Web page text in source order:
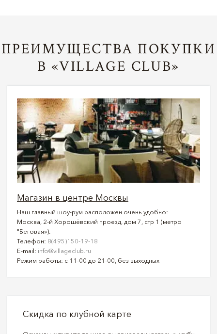
ПРЕИМУЩЕСТВА ПОКУПКИ
В «VILLAGE CLUB»
Магазин в центре Москвы
Наш главный шоу-рум расположен очень удобно:
Москва, 2-й Хорошёвский проезд, дом 7, стр 1 (метро
"Беговая»).
Телефон: 8(495)150-19-18
E-mail: info@villageclub.ru
Режим работы: с 11-00 до 21-00, без выходных
Скидка по клубной карте